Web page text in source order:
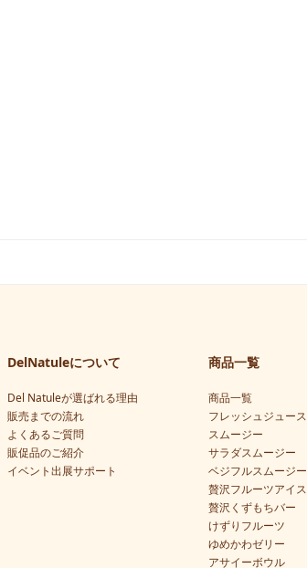
DelNatuleについて
Del Natuleが選ばれる理由
販売までの流れ
よくあるご質問
販促品のご紹介
イベント出展サポート
商品一覧
商品一覧
フレッシュジュース
スムージー
サラダスムージー
ベジフルスムージー
贅沢フルーツアイス
贅沢くずもちバー
けずりフルーツ
ゆめかわゼリー
アサイーボウル